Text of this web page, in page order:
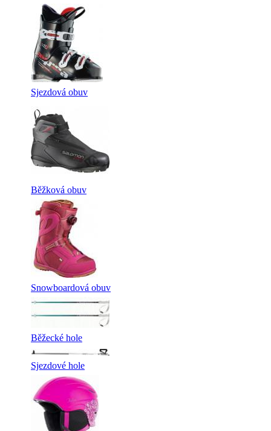
Sjezdová obuv
Běžková obuv
Snowboardová obuv
Běžecké hole
Sjezdové hole